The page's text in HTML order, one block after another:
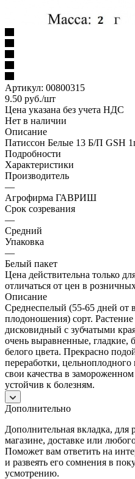
Артикул: 00800315
9.50 руб./шт
Цена указана без учета НДС
Нет в наличии
Описание
Патиссон Белые 13 Б/П GSH
Подробности
Характеристики
Производитель
—
Агрофирма ГАВРИШ
Срок созревания
—
Средний
Упаковка
—
Белый пакет
Цена действительна только
отличаться от цен в
Описание
Среднеспелый (55-65 дней от
плодоношения) сорт.
дисковидный с зубчатыми
очень выравненные, гладкие,
белого цвета. Прекрасно
переработки,
свои качества в
устойчив к болезням.
Дополнительно
Дополнительная вкладка,
магазине, доставке или
Поможет вам ответить на
и развеять его сомнения в
усмотрению.